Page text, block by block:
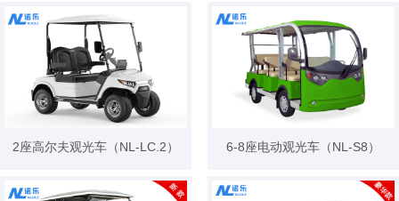
2座高尔夫观光车（NL-LC.2） 6-8座电动观光车（NL-S8）